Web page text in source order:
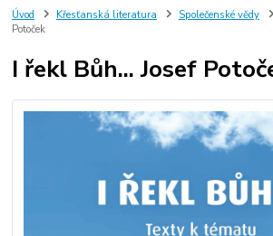
Úvod Křesťanská literatura Společenské vědy
Potoček
I řekl Bůh... Josef